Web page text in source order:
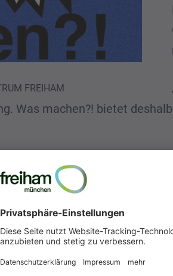
FREIHAM
Was machen?! bietet
Input – zu Themen wie
Themen mit
Diskussion bieten: Was
Anwesenden, sich zu
wir uns dann mit konkreten